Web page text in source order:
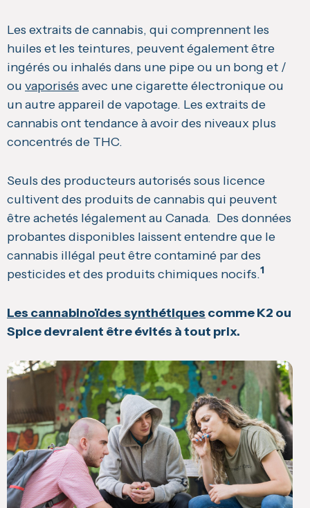
Les extraits de cannabis, qui comprennent les
huiles et les teintures, peuvent également être
ingérés ou inhalés dans une pipe ou un bong et /
ou vaporisés avec une cigarette électronique ou
un autre appareil de vapotage. Les extraits de
cannabis ont tendance à avoir des niveaux plus
concentrés de THC.
Seuls des producteurs autorisés sous licence
cultivent des produits de cannabis qui peuvent
être achetés légalement au Canada. Des données
probantes disponibles laissent entendre que le
cannabis illégal peut être contaminé par des
pesticides et des produits chimiques nocifs.1
Les cannabinoïdes synthétiques comme K2 ou
Spice devraient être évités à tout prix.